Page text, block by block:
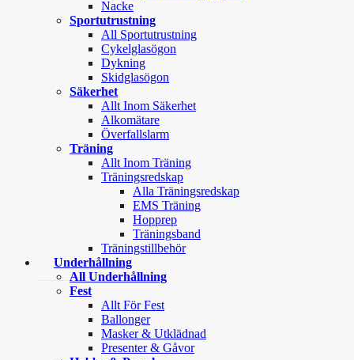
Nacke
Sportutrustning
All Sportutrustning
Cykelglasögon
Dykning
Skidglasögon
Säkerhet
Allt Inom Säkerhet
Alkomätare
Överfallslarm
Träning
Allt Inom Träning
Träningsredskap
Alla Träningsredskap
EMS Träning
Hopprep
Träningsband
Träningstillbehör
Underhållning
All Underhållning
Fest
Allt För Fest
Ballonger
Masker & Utklädnad
Presenter & Gåvor